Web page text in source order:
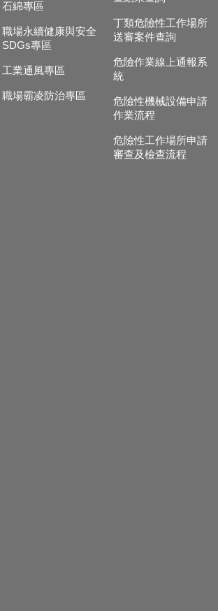
石綿專區
職場永續健康與安全
SDGs專區
工業通風專區
職場霸凌防治專區
丁類危險性工作場所
送審案件查詢
危險作業線上通報系
統
危險性機械設備申請
作業流程
危險性工作場所申請
審查及檢查流程